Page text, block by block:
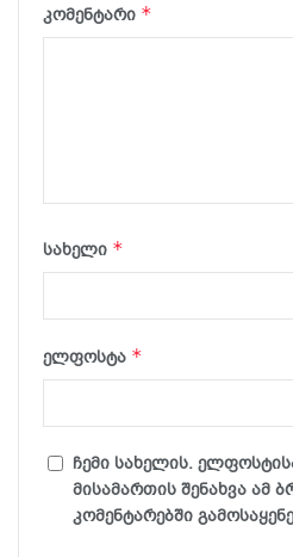
კომენტარი *
სახელი *
ელფოსტა *
ჩემი სახელის.
მისამართის შენახვა ამ
კომენტარებში